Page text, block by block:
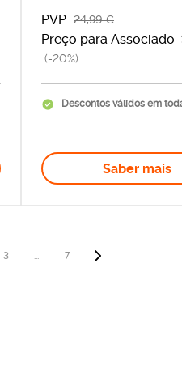
PVP 24,99 €
Preço para Associado
(-20%)
Descontos válidos em
Saber mais
3 ... 7